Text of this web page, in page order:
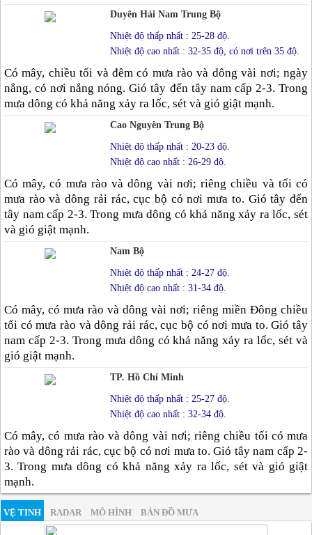
Duyên Hải Nam Trung Bộ
Nhiệt độ thấp nhất : 25-28 độ.
Nhiệt độ cao nhất : 32-35 độ, có nơi trên 35 độ.
Có mây, chiều tối và đêm có mưa rào và dông vài nơi; ngày
nắng, có nơi nắng nóng. Gió tây đến tây nam cấp 2-3. Trong
mưa dông có khả năng xảy ra lốc, sét và gió giật mạnh.
Cao Nguyên Trung Bộ
Nhiệt độ thấp nhất : 20-23 độ.
Nhiệt độ cao nhất : 26-29 độ.
Có mây, có mưa rào và dông vài nơi; riêng chiều và tối có
mưa rào và dông rải rác, cục bộ có nơi mưa to. Gió tây đến
tây nam cấp 2-3. Trong mưa dông có khả năng xảy ra lốc, sét
và gió giật mạnh.
Nam Bộ
Nhiệt độ thấp nhất : 24-27 độ.
Nhiệt độ cao nhất : 31-34 độ.
Có mây, có mưa rào và dông vài nơi; riêng miền Đông chiều
tối có mưa rào và dông rải rác, cục bộ có nơi mưa to. Gió tây
nam cấp 2-3. Trong mưa dông có khả năng xảy ra lốc, sét và
gió giật mạnh.
TP. Hồ Chí Minh
Nhiệt độ thấp nhất : 25-27 độ.
Nhiệt độ cao nhất : 32-34 độ.
Có mây, có mưa rào và dông vài nơi; riêng chiều tối có mưa
rào và dông rải rác, cục bộ có nơi mưa to. Gió tây nam cấp 2-
3. Trong mưa dông có khả năng xảy ra lốc, sét và gió giật
mạnh.
VỆ TINH RADAR MÔ HÌNH BẢN ĐỒ MƯA